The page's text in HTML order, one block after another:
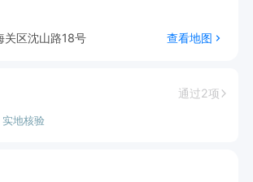
关区沈山路18号
查看地图
通过2项
实地核验